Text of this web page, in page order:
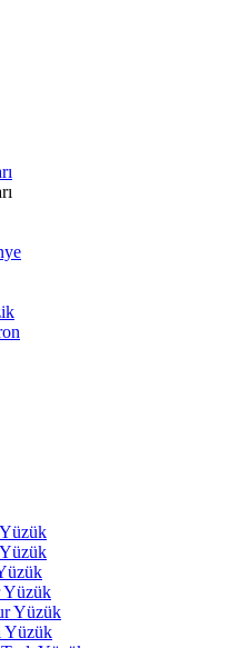
Yüzük
Yüzük
Yüzük
Yüzük
Yüzük